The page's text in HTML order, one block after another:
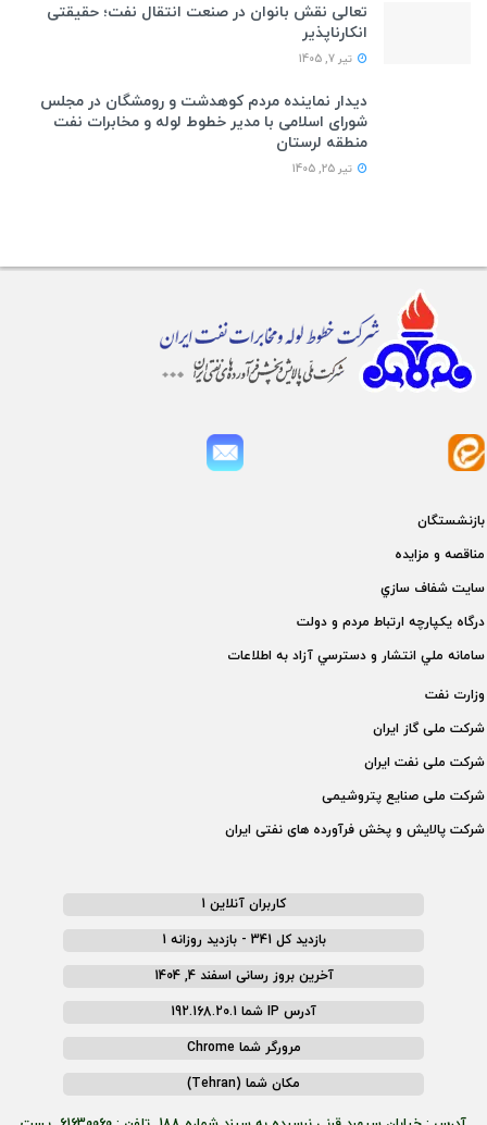
تعالی نقش بانوان در صنعت انتقال نفت؛ حقیقتی
انکارناپذیر
تیر 7, 1405
دیدار نماینده مردم کوهدشت و رومشگان در مجلس
شورای اسلامی با مدیر خطوط لوله و مخابرات نفت
منطقه لرستان
تیر 25, 1405
بازنشستگان
مناقصه و مزايده
سايت شفاف سازي
درگاه يكپارچه ارتباط مردم و دولت
سامانه ملي انتشار و دسترسي آزاد به اطلاعات
وزارت نفت
شركت ملی گاز ايران
شركت ملی نفت ايران
شركت ملی صنايع پتروشيمی
شركت پالايش و پخش فرآورده های نفتی ايران
کاربران آنلاین 1
بازدید کل 341 - بازدید روزانه 1
آخرین بروز رسانی اسفند 4, 1404
آدرس IP شما 192.168.20.1
مرورگر شما Chrome
مکان شما (Tehran)